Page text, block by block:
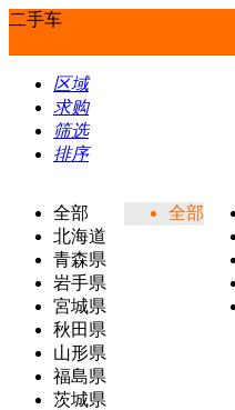
二手车
区域
求购
筛选
排序
全部
北海道
青森県
岩手県
宮城県
秋田県
山形県
福島県
茨城県
全部